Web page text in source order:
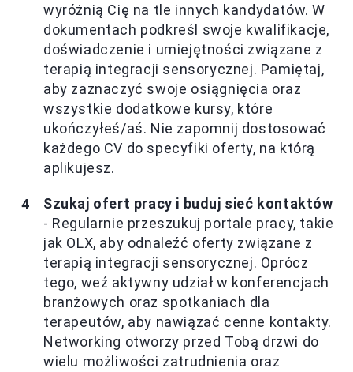
wyróżnią Cię na tle innych kandydatów. W
dokumentach podkreśl swoje kwalifikacje,
doświadczenie i umiejętności związane z
terapią integracji sensorycznej. Pamiętaj,
aby zaznaczyć swoje osiągnięcia oraz
wszystkie dodatkowe kursy, które
ukończyłeś/aś. Nie zapomnij dostosować
każdego CV do specyfiki oferty, na którą
aplikujesz.
Szukaj ofert pracy i buduj sieć kontaktów
- Regularnie przeszukuj portale pracy, takie
jak OLX, aby odnaleźć oferty związane z
terapią integracji sensorycznej. Oprócz
tego, weź aktywny udział w konferencjach
branżowych oraz spotkaniach dla
terapeutów, aby nawiązać cenne kontakty.
Networking otworzy przed Tobą drzwi do
wielu możliwości zatrudnienia oraz